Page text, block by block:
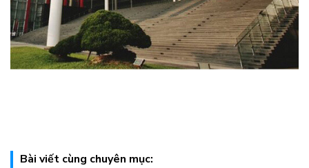
Bài viết cùng chuyên mục: